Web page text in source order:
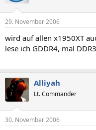
29. November 2006
wird auf allen x1950XT
lese ich GDDR4, mal
Alliyah
Lt. Commander
30. November 2006